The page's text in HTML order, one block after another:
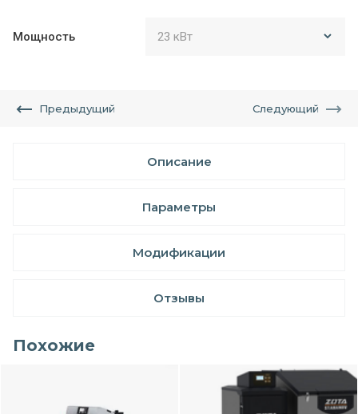
Мощность
Предыдущий Следующий
Описание
Параметры
Модификации
Отзывы
Похожие